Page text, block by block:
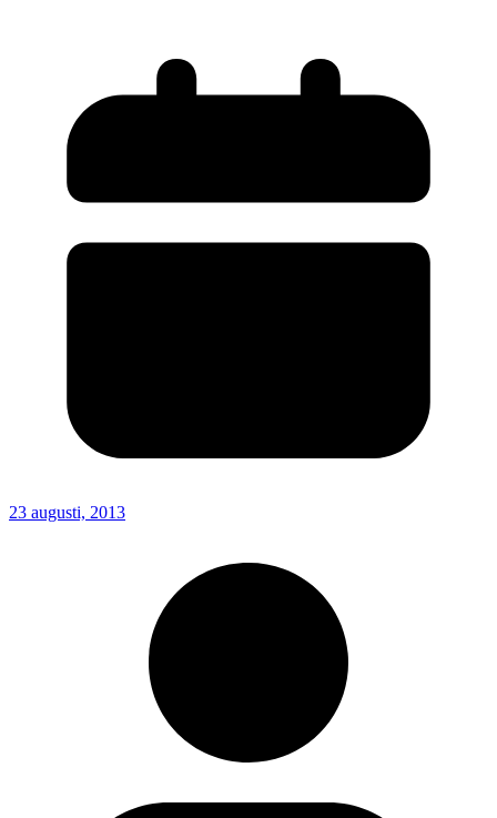
23 augusti, 2013